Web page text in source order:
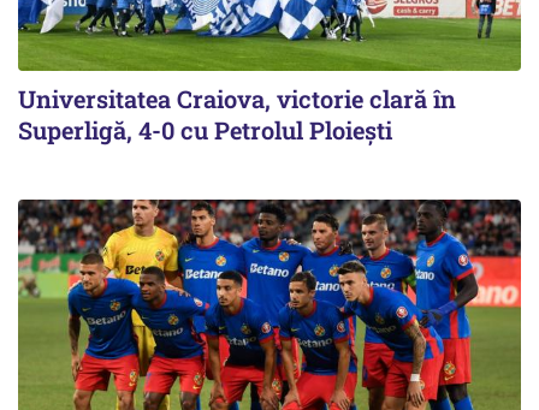
Universitatea Craiova, victorie clară în
Superligă, 4-0 cu Petrolul Ploieşti